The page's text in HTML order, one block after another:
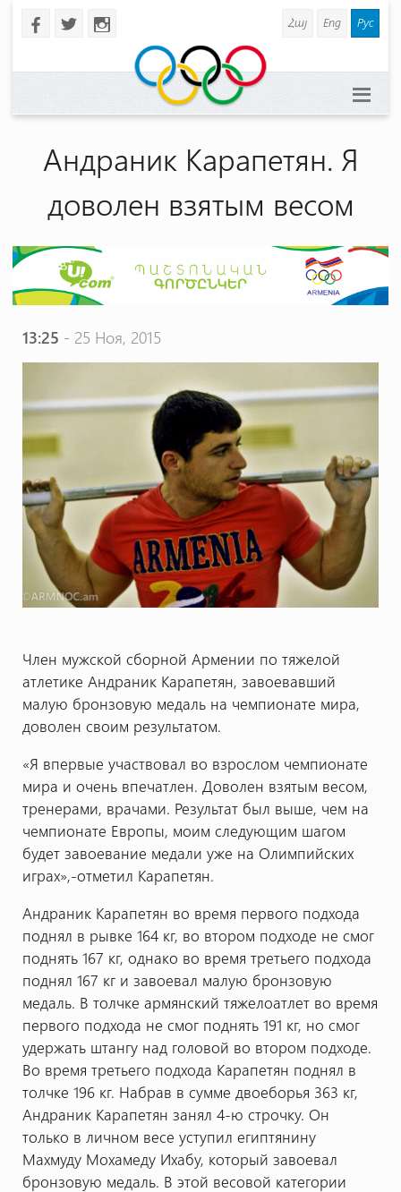
b a x Հայ Eng Рус
Андраник Карапетян. Я
доволен взятым весом
13:25 - 25 Ноя, 2015
Член мужской сборной Армении по тяжелой
атлетике Андраник Карапетян, завоевавший
малую бронзовую медаль на чемпионате мира,
доволен своим результатом.
«Я впервые участвовал во взрослом чемпионате
мира и очень впечатлен. Доволен взятым весом,
тренерами, врачами. Результат был выше, чем на
чемпионате Европы, моим следующим шагом
будет завоевание медали уже на Олимпийских
играх»,-отметил Карапетян.
Андраник Карапетян во время первого подхода
поднял в рывке 164 кг, во втором подходе не смог
поднять 167 кг, однако во время третьего подхода
поднял 167 кг и завоевал малую бронзовую
медаль. В толчке армянский тяжелоатлет во время
первого подхода не смог поднять 191 кг, но смог
удержать штангу над головой во втором подходе.
Во время третьего подхода Карапетян поднял в
толчке 196 кг. Набрав в сумме двоеборья 363 кг,
Андраник Карапетян занял 4-ю строчку. Он
только в личном весе уступил египтянину
Махмуду Мохамеду Ихабу, который завоевал
бронзовую медаль. В этой весовой категории